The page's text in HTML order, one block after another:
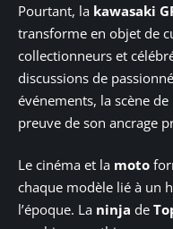
Pourtant, la kawasaki
transforme en objet de
collectionneurs et
discussions de
événements, la scène
preuve de son ancrage
Le cinéma et la moto
chaque modèle lié à un
l’époque. La ninja de